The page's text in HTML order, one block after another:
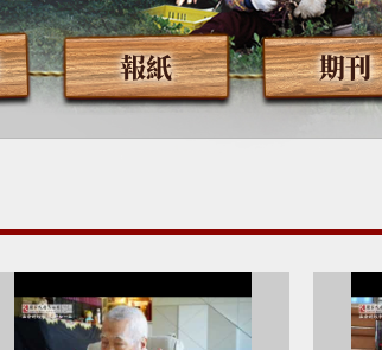
報紙 期刊